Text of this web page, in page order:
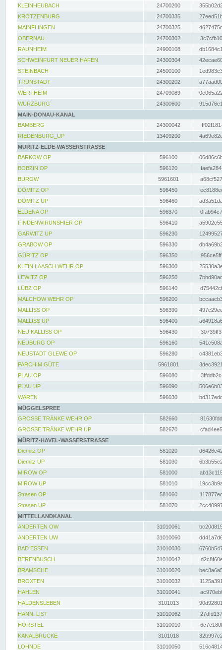
KLEINHEUBACH 24700200
KROTZENBURG
24700335
MAINFLINGEN
24700325
OBERNAU
24700302
RAUNHEIM
24900108
SCHWEINFURT NEUER HAFEN
24300304
STEINBACH
24500100
TRUNSTADT
24300202
WERTHEIM
24709089
WÜRZBURG
24300600
MAIN-DONAU-KANAL
BAMBERG
24300042
RIEDENBURG_UP
13409200
MÜRITZ-ELDE-WASSERSTRASSE
BARKOW OP
596100
BOBZIN OP
596120
BUROW
5961601
DÖMITZ OP
596450
DÖMITZ UP
596460
ELDENA OP
596370
FINDENWIRUNSHIER OP
596410
GARWITZ UP
596230
GRABOW OP
596330
GÜRITZ OP
596350
KLEIN LAASCH WEHR OP
596300
LEWITZ OP
596250
LÜBZ OP
596140
MALCHOW WEHR OP
596200
MALLISS OP
596390
MALLISS UP
596400
NEU KALLISS OP
596430
NEUBURG OP
596160
NEUSTADT GLEWE OP
596280
PARCHIM GÜTE
5961801
PLAU OP
596080
PLAU UP
596090
WAREN
596030
MÜGGELSPREE
GROSSE TRÄNKE WEHR OP
582660
GROSSE TRÄNKE WEHR UP
582670
MÜRITZ-HAVEL-WASSERSTRASSE
Diemitz OP
581020
Diemitz UP
581030
MIROW OP
581000
MIROW UP
581010
Strasen OP
581060
Strasen UP
581070
MITTELLANDKANAL
ANDERTEN OW
31010061
ANDERTEN UW
31010060
BAD ESSEN
31010030
BERENBUSCH
31010042
BRAMSCHE
31010020
BROXTEN
31010032
HAHLEN
31010041
HALDENSLEBEN
3101013
HANN. LIST
31010062
HÖRSTEL
31010010
KANALBRÜCKE
3101018
LOHNDE
31010050